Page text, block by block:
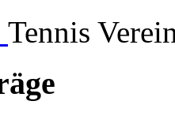
Tennis